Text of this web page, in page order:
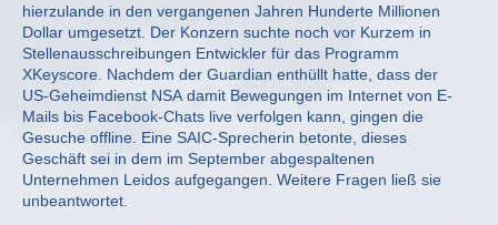
hierzulande in den vergangenen Jahren Hunderte Millionen
Dollar umgesetzt. Der Konzern suchte noch vor Kurzem in
Stellenausschreibungen Entwickler für das Programm
XKeyscore. Nachdem der Guardian enthüllt hatte, dass der
US-Geheimdienst NSA damit Bewegungen im Internet von E-
Mails bis Facebook-Chats live verfolgen kann, gingen die
Gesuche offline. Eine SAIC-Sprecherin betonte, dieses
Geschäft sei in dem im September abgespaltenen
Unternehmen Leidos aufgegangen. Weitere Fragen ließ sie
unbeantwortet.